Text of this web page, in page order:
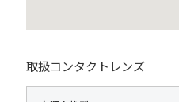
取扱コンタクトレンズ